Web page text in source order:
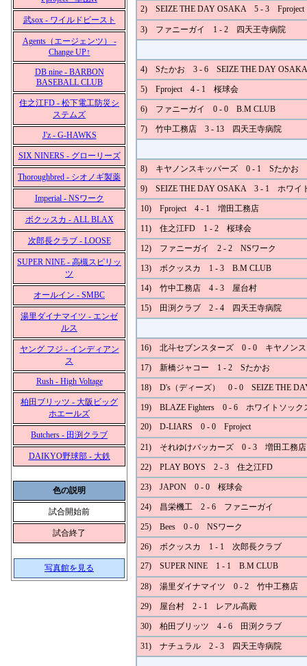
武sox - ワイルドビースト
Agents（エージェンツ） -
Change UP↑
DB nine - BARBON
BASEBALL CLUB
住之江FD - 松下電工防災シ
ステムズ
J'z - G-HAWKS
SIX NINERS - グローリーズ
Thoroughbred - シオノギ製薬
Imperial - NSワーク
ボクッスカ - ALL BLAX
次郎長クラブ - LOOSE
SUPER NINE - 高槻スピリッ
ツ
オールイン - SMBC
湯里ダイナマイツ - エンゼ
ルス
ヤング フジ - インディアン
ス
Rush - High Voltage
柏田ブリッツ - 大阪ビッグ
ホエールズ
Butchers - 田渕クラブ
DAIKYO野球部 - 大鉄
色の説明
試合開始前
試合終了
写真館を見る
2) SEIZE THE DAY OSAKA 5 - 3 Fproject
3) ファニーガイ 1 - 2 四天王寺病院
4) Sたかお 3 - 6 SEIZE THE DAY OSAKA
5) Fproject 4 - 1 桜球会
6) ファニーガイ 0 - 0 B.M CLUB
7) 竹中工務店 3 - 13 四天王寺病院
8) キヤノンスキッパーズ 0 - 1 Sたかお
9) SEIZE THE DAY OSAKA 3 - 1 ホワイ
10) Fproject 4 - 1 増田工務店
11) 住之江FD 1 - 2 桜球会
12) ファニーガイ 2 - 2 NSワーク
13) ボクッスカ 1 - 3 B.M CLUB
14) 竹中工務店 4 - 3 屋台村
15) 田渕クラブ 2 - 4 四天王寺病院
16) 北斗セブンスターズ 0 - 0 キヤノンス
17) 新橋ジャコー 1 - 2 Sたかお
18) D's（ディーズ） 0 - 0 SEIZE THE
19) BLAZE Fighters 0 - 6 ホワイトソック
20) D-LIARS 0 - 0 Fproject
21) それゆけバッカーズ 0 - 3 増田工務店
22) PLAY BOYS 2 - 3 住之江FD
23) JAPON 0 - 0 桜球会
24) 昌栄機工 2 - 6 ファニーガイ
25) Bees 0 - 0 NSワーク
26) ボクッスカ 1 - 1 次郎長クラブ
27) SUPER NINE 1 - 1 B.M CLUB
28) 湯里ダイナマイツ 0 - 2 竹中工務店
29) 屋台村 2 - 1 レアル高殿
30) 柏田ブリッツ 4 - 6 田渕クラブ
31) ナチュラル 2 - 3 四天王寺病院